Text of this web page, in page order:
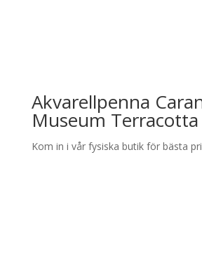
Akvarellpenna
Museum
Kom in i vår fysiska butik för bästa